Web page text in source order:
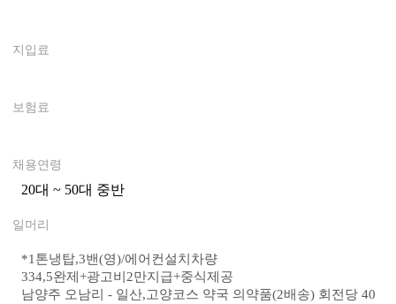
지입료
보험료
채용연령
20대 ~ 50대 중반0
일머리
*1톤냉탑,3밴(영)/에어컨설치차량
334,5완제+광고비2만지급+중식제공
남양주 오남리 - 일산,고양코스 약국 의약품(2배송) 회전당 40